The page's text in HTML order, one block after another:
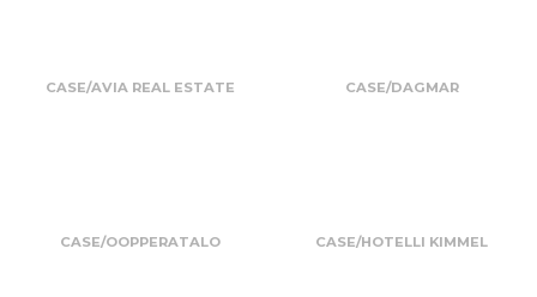
CASE/AVIA REAL ESTATE CASE/DAGMAR
CASE/OOPPERATALO CASE/HOTELLI KIMMEL